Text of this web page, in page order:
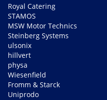
Royal Catering
STAMOS
MSW Motor Technics
Steinberg Systems
ulsonix
hillvert
physa
Wiesenfield
Fromm & Starck
Uniprodo